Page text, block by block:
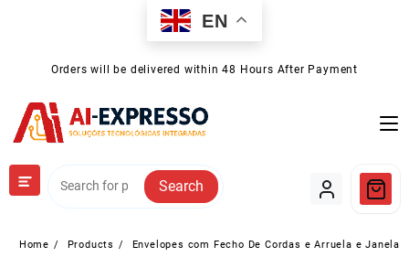
EN
Orders will be delivered within 48 Hours After Payment
Search
Home Products
Envelopes com Fecho De Cordas e Arruela e Janela